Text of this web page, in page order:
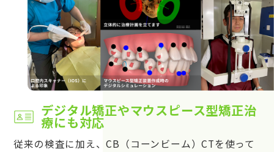
デジタル矯正やマウスピース型矯正治
療にも対応
従来の検査に加え、CB（コーンビーム）CTを使って